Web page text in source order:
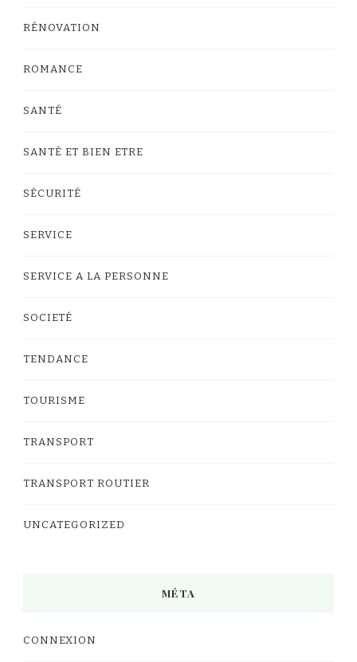
RÉNOVATION
ROMANCE
SANTÉ
SANTÉ ET BIEN ETRE
SÉCURITÉ
SERVICE
SERVICE A LA PERSONNE
SOCIETÉ
TENDANCE
TOURISME
TRANSPORT
TRANSPORT ROUTIER
UNCATEGORIZED
MÉTA
CONNEXION